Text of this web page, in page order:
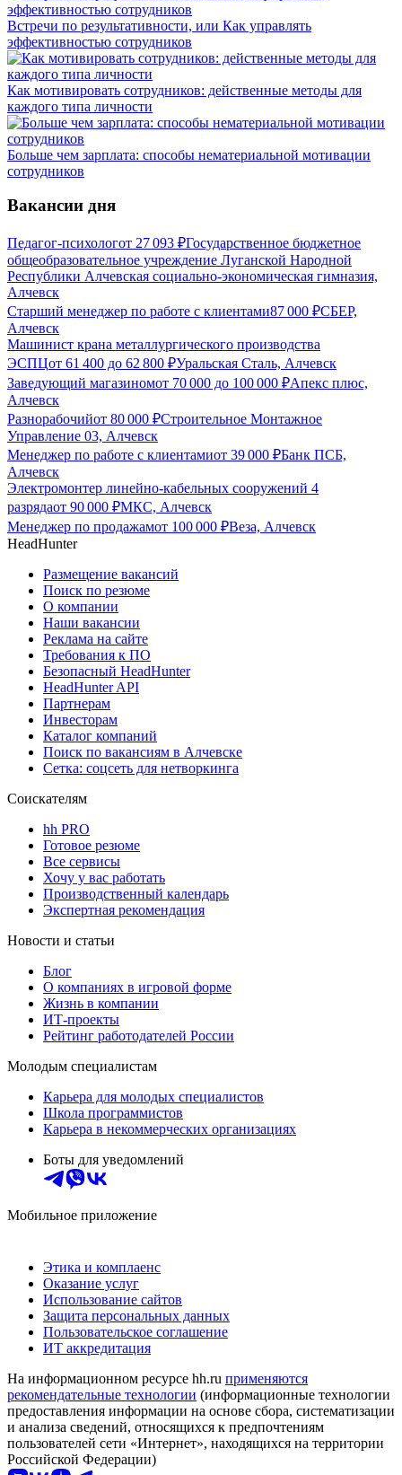
Встречи по результативности, или Как управлять
эффективностью сотрудников
Как мотивировать сотрудников: действенные методы для
каждого типа личности
Больше чем зарплата: способы нематериальной мотивации
сотрудников
Вакансии дня
Педагог-психологот 27 093 ₽Государственное бюджетное
общеобразовательное учреждение Луганской Народной
Республики Алчевская социально-экономическая гимназия,
Алчевск
Старший менеджер по работе с клиентами87 000 ₽СБЕР,
Алчевск
Машинист крана металлургического производства
ЭСПЦот 61 400 до 62 800 ₽Уральская Сталь, Алчевск
Заведующий магазиномот 70 000 до 100 000 ₽Апекс плюс,
Алчевск
Разнорабочийот 80 000 ₽Строительное Монтажное
Управление 03, Алчевск
Менеджер по работе с клиентамиот 39 000 ₽Банк ПСБ,
Алчевск
Электромонтер линейно-кабельных сооружений 4
разрядаот 90 000 ₽МКС, Алчевск
Менеджер по продажамот 100 000 ₽Веза, Алчевск
HeadHunter
Размещение вакансий
Поиск по резюме
О компании
Наши вакансии
Реклама на сайте
Требования к ПО
Безопасный HeadHunter
HeadHunter API
Партнерам
Инвесторам
Каталог компаний
Поиск по вакансиям в Алчевске
Сетка: соцсеть для нетворкинга
Соискателям
hh PRO
Готовое резюме
Все сервисы
Хочу у вас работать
Производственный календарь
Экспертная рекомендация
Новости и статьи
Блог
О компаниях в игровой форме
Жизнь в компании
ИТ-проекты
Рейтинг работодателей России
Молодым специалистам
Карьера для молодых специалистов
Школа программистов
Карьера в некоммерческих организациях
Боты для уведомлений
Мобильное приложение
Этика и комплаенс
Оказание услуг
Использование сайтов
Защита персональных данных
Пользовательское соглашение
ИТ аккредитация
На информационном ресурсе hh.ru применяются
рекомендательные технологии (информационные технологии
предоставления информации на основе сбора, систематизации
и анализа сведений, относящихся к предпочтениям
пользователей сети «Интернет», находящихся на территории
Российской Федерации)